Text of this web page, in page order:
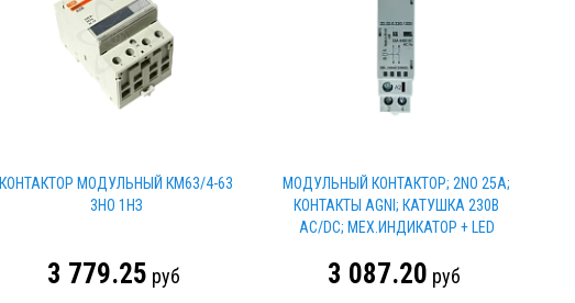
КОНТАКТОР МОДУЛЬНЫЙ КМ63/4-63
3НО 1НЗ
3 779.25 руб
МОДУЛЬНЫЙ КОНТАКТОР; 2NO 25А;
КОНТАКТЫ AGNI; КАТУШКА 230В
АС/DC; МЕХ.ИНДИКАТОР + LED
3 087.20 руб